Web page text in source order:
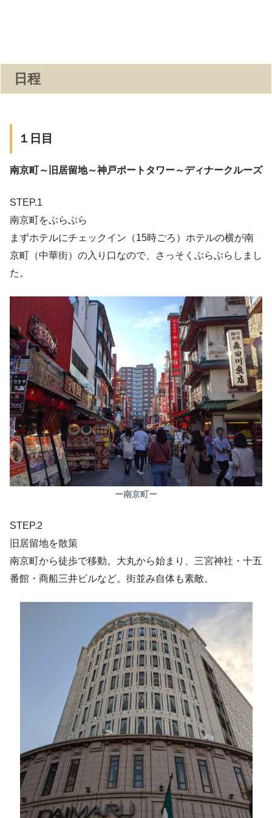
日程
１日目
南京町～旧居留地～神戸ポートタワー～ディナークルーズ
STEP.1
南京町をぶらぶら
まずホテルにチェックイン（15時ごろ）ホテルの横が南
京町（中華街）の入り口なので、さっそくぶらぶらしまし
た。
ー南京町ー
STEP.2
旧居留地を散策
南京町から徒歩で移動。大丸から始まり、三宮神社・十五
番館・商船三井ビルなど。街並み自体も素敵。